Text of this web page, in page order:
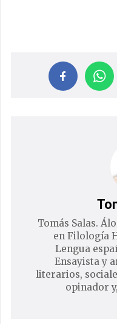
Tomás Salas.
en Filología
Lengua
Ensayista y
literarios,
opinador